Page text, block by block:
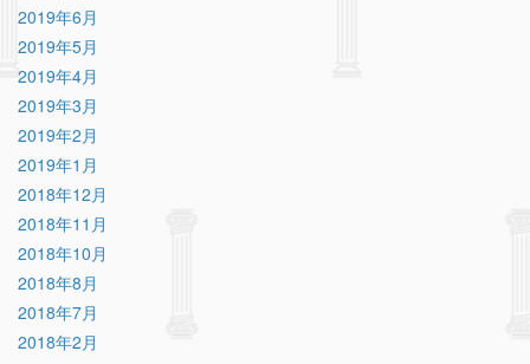
2019年6月
2019年5月
2019年4月
2019年3月
2019年2月
2019年1月
2018年12月
2018年11月
2018年10月
2018年8月
2018年7月
2018年2月